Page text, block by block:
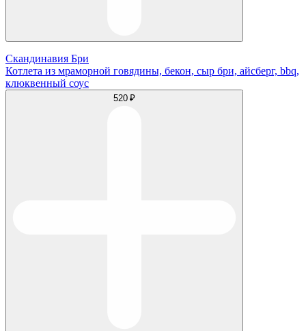
Скандинавия Бри
Котлета из мраморной говядины, бекон, сыр бри, айсберг, bbq,
клюквенный соус
520 ₽